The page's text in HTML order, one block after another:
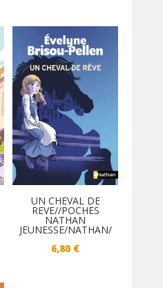
UN CHEVAL DE
REVE//POCHES
NATHAN
JEUNESSE/NATHAN/
6,80 €